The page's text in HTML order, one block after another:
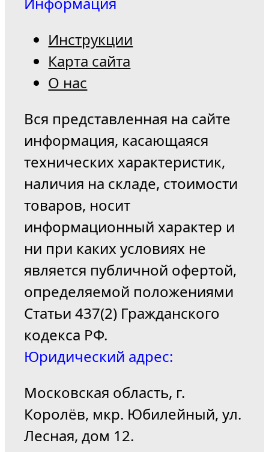
Инструкции
Карта сайта
О нас
Вся представленная на сайте
информация, касающаяся
технических характеристик,
наличия на складе, стоимости
товаров, носит
информационный характер и
ни при каких условиях не
является публичной офертой,
определяемой положениями
Статьи 437(2) Гражданского
кодекса РФ.
Юридический адрес:
Московская область, г.
Королёв, мкр. Юбилейный, ул.
Лесная, дом 12.